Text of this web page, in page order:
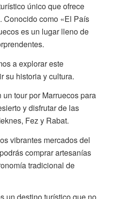
único que ofrece
como «El País
es un lugar lleno de
a explorar este
su historia y cultura.
tour por Marruecos para
y disfrutar de las
Fez y Rabat.
vibrantes mercados del
comprar artesanías
tradicional de